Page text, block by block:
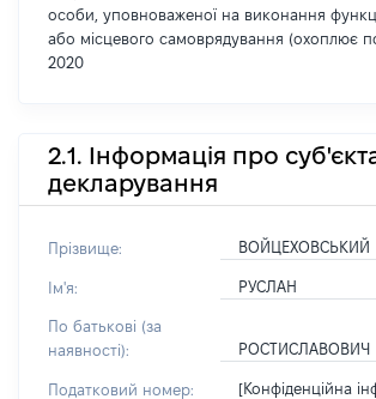
особи, уповноваженої на виконання
або місцевого самоврядування (охоплює
2020
2.1. Інформація про
декларування
Прізвище: ВОЙЦЕХОВСЬКИЙ
Ім'я: РУСЛАН
По батькові (за
наявності):
РОСТИСЛАВОВИЧ
Податковий номер: [Конфіденційна